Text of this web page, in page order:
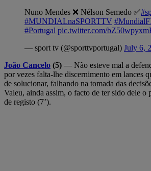
Nuno Mendes ❌ Nélson Semedo ✅
#MUNDIALnaSPORTTV
#Portugal pic.twitter.com/
— sport tv (@sporttvportugal) July 6,
João Cancelo (5) — Não esteve mal a
por vezes falta-lhe discernimento em lances
de solucionar, falhando na tomada das
Valeu, ainda assim, o facto de ter sido dele o
de registo (7’).